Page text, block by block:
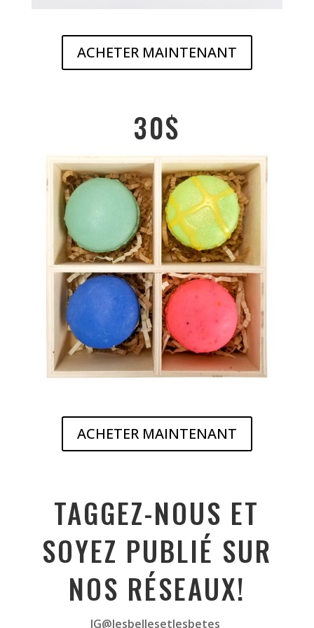
ACHETER MAINTENANT
30$
ACHETER MAINTENANT
TAGGEZ-NOUS ET
SOYEZ PUBLIÉ SUR
NOS RÉSEAUX!
IG@lesbellesetlesbetes